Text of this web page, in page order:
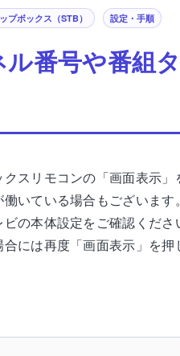
プボックス（STB） 設定・手順
番号や番組
スリモコンの「画面表示」
いている場合もございま
の本体設定をご確認くださ
には再度「画面表示」を押